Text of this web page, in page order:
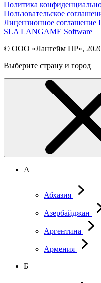
Политика
Пользовательское
Лицензионное
SLA LANGAME Software
© ООО «Лангейм ПР»,
Выберите страну и город
А
Абхазия
Азербайджан
Аргентина
Армения
Б